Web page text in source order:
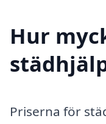
Hur
Priserna för